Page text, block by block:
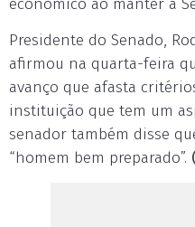
econômico ao manter a
Presidente do Senado,
afirmou na quarta-feira
avanço que afasta
instituição que tem um
senador também disse
“homem bem preparado”.